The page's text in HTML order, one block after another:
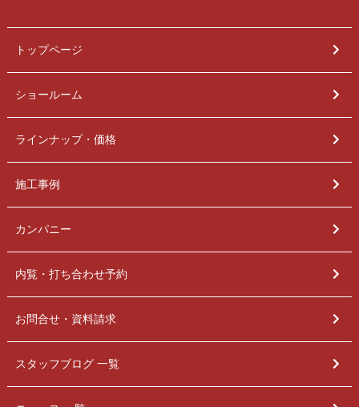
トップページ
ショールーム
ラインナップ・価格
施工事例
カンパニー
内覧・打ち合わせ予約
お問合せ・資料請求
スタッフブログ 一覧